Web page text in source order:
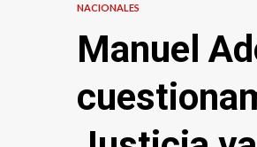
NACIONALES
Manuel